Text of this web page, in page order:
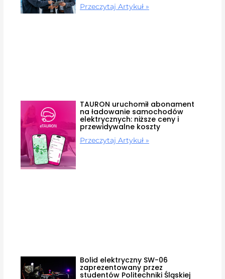
Przeczytaj Artykuł »
TAURON uruchomił abonament
na ładowanie samochodów
elektrycznych: niższe ceny i
przewidywalne koszty
Przeczytaj Artykuł »
Bolid elektryczny SW-06
zaprezentowany przez
studentów Politechniki Śląskiej